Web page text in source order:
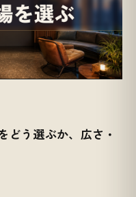
どう選ぶか、広さ・